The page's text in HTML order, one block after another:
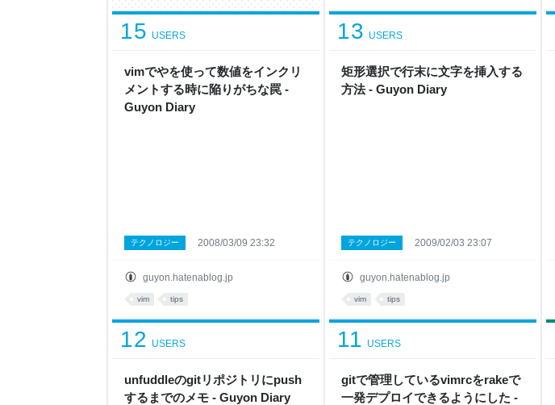
vimでやを使って数値をインクリ
メントする時に陥りがちな罠 -
Guyon Diary
15 USERS
guyon.hatenablog.jp
テクノロジー 2008/03/09 23:32
vim tips
矩形選択で行末に文字を挿入する
方法 - Guyon Diary
13 USERS
guyon.hatenablog.jp
テクノロジー 2009/02/03 23:07
vim tips
unfuddleのgitリポジトリにpush
するまでのメモ - Guyon Diary
12 USERS
gitで管理しているvimrcをrakeで
一発デプロイできるようにした -
11 USERS